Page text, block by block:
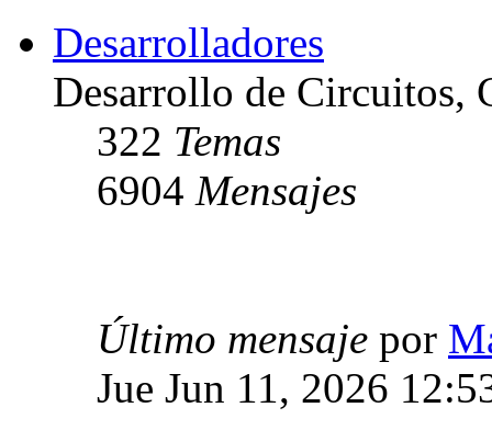
Desarrolladores
Desarrollo de Circuitos,
322 Temas
6904 Mensajes
Último mensaje por
Jue Jun 11, 2026